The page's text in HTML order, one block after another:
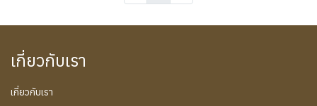
เกี่ยวกับเรา
เกี่ยวกับเรา